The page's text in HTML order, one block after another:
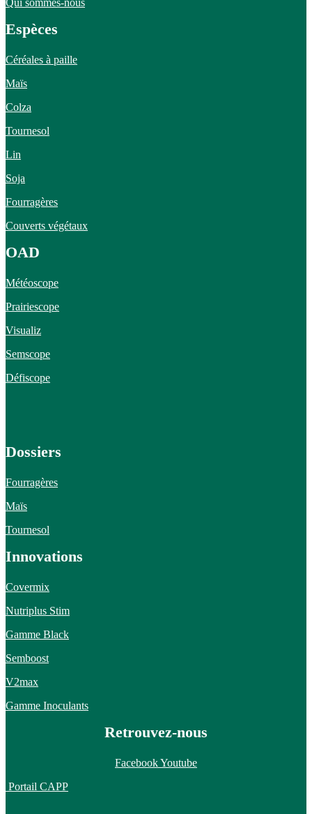
Espèces
Céréales à paille
Maïs
Colza
Tournesol
Lin
Soja
Fourragères
Couverts végétaux
OAD
Météoscope
Prairiescope
Visualiz
Semscope
Défiscope
Dossiers
Fourragères
Maïs
Tournesol
Innovations
Covermix
Nutriplus Stim
Gamme Black
Semboost
V2max
Gamme Inoculants
Retrouvez-nous
FacebookYoutube
Portail CAPP